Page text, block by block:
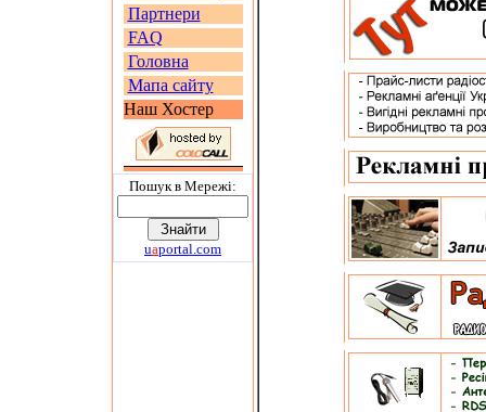
Партнери
FAQ
Головна
Мапа сайту
Наш Хостер
Пошук в Мережi:
uaportal.com